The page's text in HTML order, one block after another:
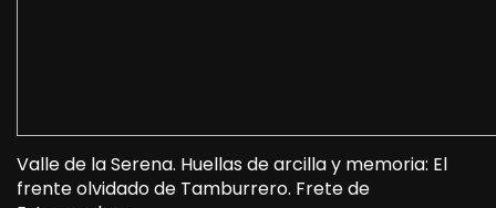
Valle de la Serena. Huellas de arcilla y memoria: El
frente olvidado de Tamburrero. Frete de